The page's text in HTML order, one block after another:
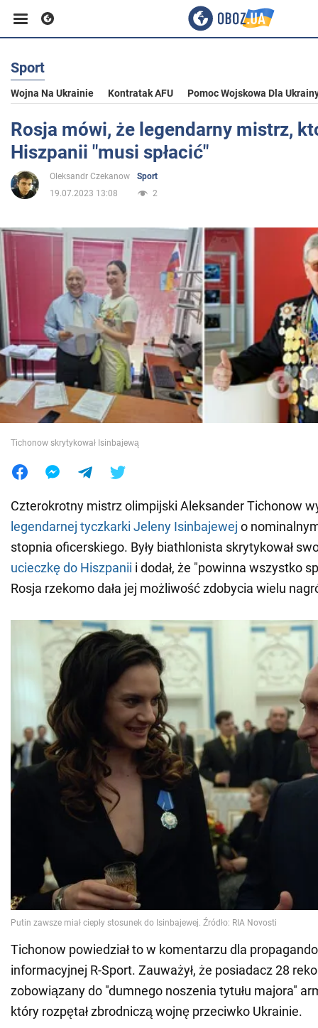
Biznes
Sport
Rozrywka
Społeczeństwo
Wojna na Ukrainie
Świat
Jedzenie
Sport
Wojna Na Ukrainie Kontratak AFU Pomoc Wojskowa Dla
Rosja mówi, że legendarny mistrz,
Hiszpanii "musi spłacić"
Oleksandr Czekanow
Sport
19.07.2023 13:08
2
Tichonow skrytykował Isinbajewą
Czterokrotny mistrz olimpijski Aleksander Tichonow
legendarnej tyczkarki Jeleny Isinbajewej o
stopnia oficerskiego. Były biathlonista skrytykował
ucieczkę do Hiszpanii i dodał, że "powinna wszystko
Rosja rzekomo dała jej możliwość zdobycia wielu
Tichonow powiedział to w komentarzu dla
informacyjnej R-Sport. Zauważył, że posiadacz 28
zobowiązany do "dumnego noszenia tytułu majora"
który rozpętał zbrodniczą wojnę przeciwko Ukrainie.